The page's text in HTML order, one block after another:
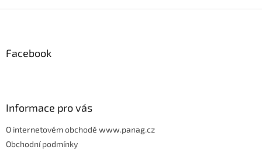
i
v
p
aFacebook
Informace pro vás
O internetovém obchodě www.panag.cz
Obchodní podmínky